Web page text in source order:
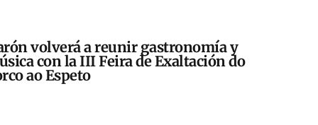
volverá a reunir gastronomía y
con la III Feira de Exaltación do
ao Espeto